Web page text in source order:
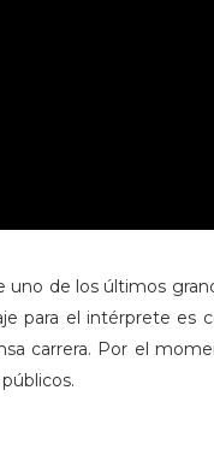
de los últimos
para el intérprete es
carrera. Por el